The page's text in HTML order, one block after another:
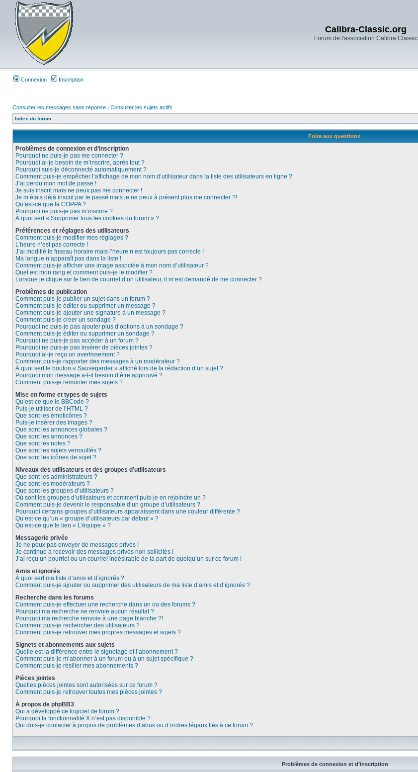
Calibra-Classic.org
Forum de l'association Calibra Classic
Connexion Inscription
Consulter les messages sans réponse | Consulter les sujets actifs
Index du forum
Foire aux questions
Problèmes de connexion et d’inscription
Pourquoi ne puis-je pas me connecter ?
Pourquoi ai-je besoin de m’inscrire, après tout ?
Pourquoi suis-je déconnecté automatiquement ?
Comment puis-je empêcher l’affichage de mon nom d’utilisateur dans la liste des utilisateurs en ligne ?
J’ai perdu mon mot de passe !
Je suis inscrit mais ne peux pas me connecter !
Je m’étais déjà inscrit par le passé mais je ne peux à présent plus me connecter ?!
Qu’est-ce que la COPPA ?
Pourquoi ne puis-je pas m’inscrire ?
À quoi sert « Supprimer tous les cookies du forum » ?
Préférences et réglages des utilisateurs
Comment puis-je modifier mes réglages ?
L’heure n’est pas correcte !
J’ai modifié le fuseau horaire mais l’heure n’est toujours pas correcte !
Ma langue n’apparaît pas dans la liste !
Comment puis-je afficher une image associée à mon nom d’utilisateur ?
Quel est mon rang et comment puis-je le modifier ?
Lorsque je clique sur le lien de courriel d’un utilisateur, il m’est demandé de me connecter ?
Problèmes de publication
Comment puis-je publier un sujet dans un forum ?
Comment puis-je éditer ou supprimer un message ?
Comment puis-je ajouter une signature à un message ?
Comment puis-je créer un sondage ?
Pourquoi ne puis-je pas ajouter plus d’options à un sondage ?
Comment puis-je éditer ou supprimer un sondage ?
Pourquoi ne puis-je pas accéder à un forum ?
Pourquoi ne puis-je pas insérer de pièces jointes ?
Pourquoi ai-je reçu un avertissement ?
Comment puis-je rapporter des messages à un modérateur ?
À quoi sert le bouton « Sauvegarder » affiché lors de la rédaction d’un sujet ?
Pourquoi mon message a-t-il besoin d’être approuvé ?
Comment puis-je remonter mes sujets ?
Mise en forme et types de sujets
Qu’est-ce que le BBCode ?
Puis-je utiliser de l’HTML ?
Que sont les émoticônes ?
Puis-je insérer des images ?
Que sont les annonces globales ?
Que sont les annonces ?
Que sont les notes ?
Que sont les sujets verrouillés ?
Que sont les icônes de sujet ?
Niveaux des utilisateurs et des groupes d’utilisateurs
Que sont les administrateurs ?
Que sont les modérateurs ?
Que sont les groupes d’utilisateurs ?
Où sont les groupes d’utilisateurs et comment puis-je en rejoindre un ?
Comment puis-je devenir le responsable d’un groupe d’utilisateurs ?
Pourquoi certains groupes d’utilisateurs apparaissent dans une couleur différente ?
Qu’est-ce qu’un « groupe d’utilisateurs par défaut » ?
Qu’est-ce que le lien « L’équipe » ?
Messagerie privée
Je ne peux pas envoyer de messages privés !
Je continue à recevoir des messages privés non sollicités !
J’ai reçu un pourriel ou un courriel indésirable de la part de quelqu’un sur ce forum !
Amis et ignorés
À quoi sert ma liste d’amis et d’ignorés ?
Comment puis-je ajouter ou supprimer des utilisateurs de ma liste d’amis et d’ignorés ?
Recherche dans les forums
Comment puis-je effectuer une recherche dans un ou des forums ?
Pourquoi ma recherche ne renvoie aucun résultat ?
Pourquoi ma recherche renvoie à une page blanche ?!
Comment puis-je rechercher des utilisateurs ?
Comment puis-je retrouver mes propres messages et sujets ?
Signets et abonnements aux sujets
Quelle est la différence entre le signetage et l’abonnement ?
Comment puis-je m’abonner à un forum ou à un sujet spécifique ?
Comment puis-je résilier mes abonnements ?
Pièces jointes
Quelles pièces jointes sont autorisées sur ce forum ?
Comment puis-je retrouver toutes mes pièces jointes ?
À propos de phpBB3
Qui a développé ce logiciel de forum ?
Pourquoi la fonctionnalité X n’est pas disponible ?
Qui dois-je contacter à propos de problèmes d’abus ou d’ordres légaux liés à ce forum ?
Problèmes de connexion et d’inscription